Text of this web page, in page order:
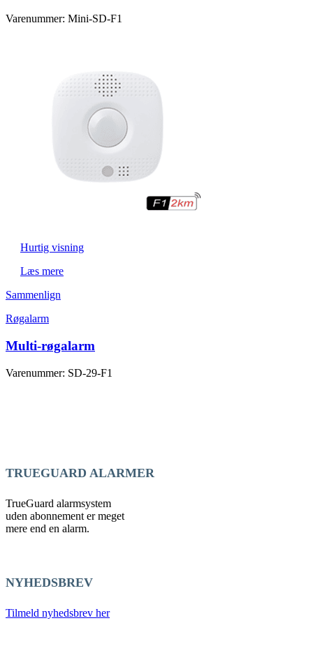
Varenummer: Mini-SD-F1
Hurtig visning
Læs mere
Sammenlign
Røgalarm
Multi-røgalarm
Varenummer: SD-29-F1
TRUEGUARD ALARMER
TrueGuard alarmsystem
uden abonnement er meget
mere end en alarm.
NYHEDSBREV
Tilmeld nyhedsbrev her